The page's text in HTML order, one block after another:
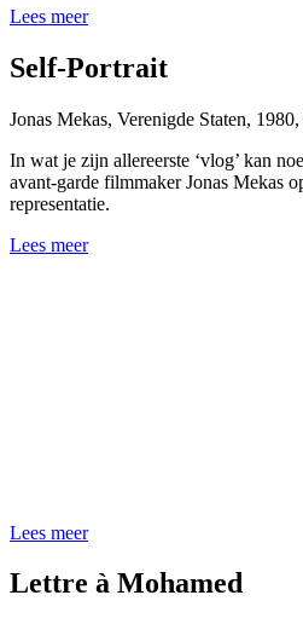
Lees meer
Self-Portrait
Jonas Mekas, Verenigde Staten, 1980,
In wat je zijn allereerste ‘vlog’ kan
avant-garde filmmaker Jonas Mekas
representatie.
Lees meer
Lees meer
Lettre à Mohamed